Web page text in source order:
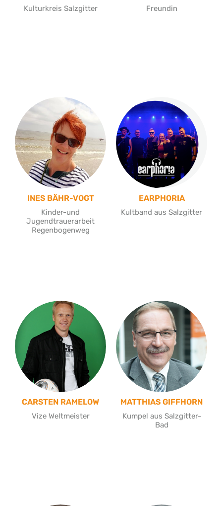
Kulturkreis Salzgitter Freundin
INES BÄHR-VOGT
Kinder-und
Jugendtrauerarbeit
Regenbogenweg
EARPHORIA
Kultband aus Salzgitter
CARSTEN RAMELOW
Vize Weltmeister
MATTHIAS GIFFHORN
Kumpel aus Salzgitter-
Bad